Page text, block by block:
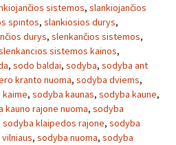
sistemos, slankiojančios
spintos, slankiosios durys,
durys, slenkančios sistemos,
sistemos kainos,
, sodo baldai, sodyba, sodyba ant
kranto nuoma, sodyba dviems,
, sodyba kaunas, sodyba kaune,
kauno rajone nuoma, sodyba
sodyba klaipedos rajone, sodyba
, sodyba nuoma, sodyba